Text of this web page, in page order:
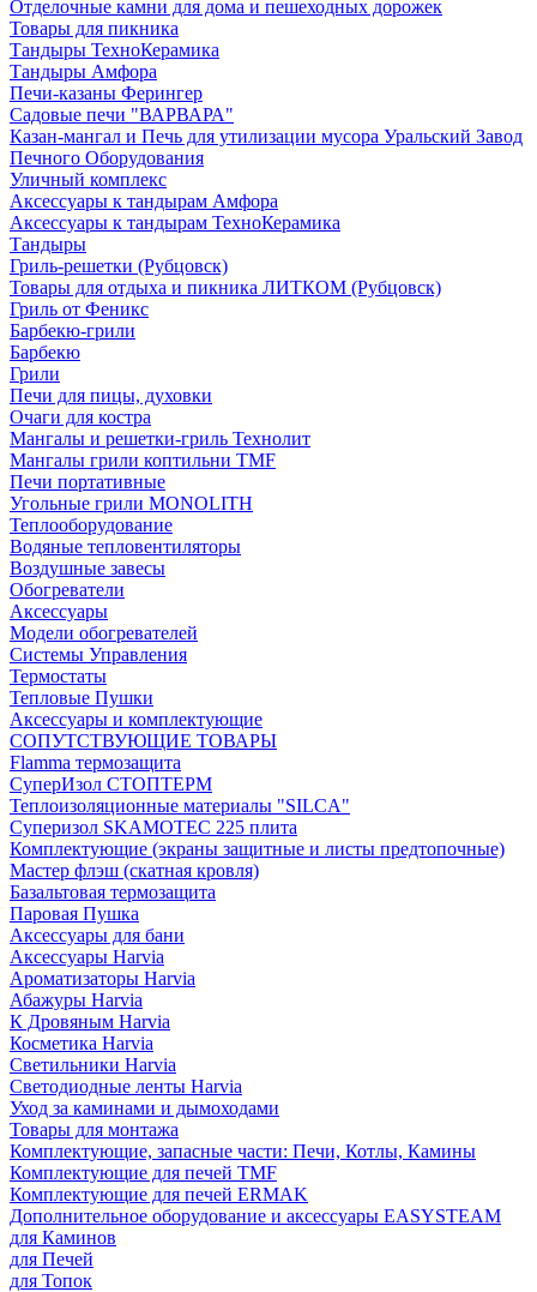
Отделочные камни для дома и пешеходных дорожек
Товары для пикника
Тандыры ТехноКерамика
Тандыры Амфора
Печи-казаны Ферингер
Садовые печи "ВАРВАРА"
Казан-мангал и Печь для утилизации мусора Уральский Завод
Печного Оборудования
Уличный комплекс
Аксессуары к тандырам Амфора
Аксессуары к тандырам ТехноКерамика
Тандыры
Гриль-решетки (Рубцовск)
Товары для отдыха и пикника ЛИТКОМ (Рубцовск)
Гриль от Феникс
Барбекю-грили
Барбекю
Грили
Печи для пицы, духовки
Очаги для костра
Мангалы и решетки-гриль Технолит
Мангалы грили коптильни TMF
Печи портативные
Угольные грили MONOLITH
Теплооборудование
Водяные тепловентиляторы
Воздушные завесы
Обогреватели
Аксессуары
Модели обогревателей
Системы Управления
Термостаты
Тепловые Пушки
Аксессуары и комплектующие
СОПУТСТВУЮЩИЕ ТОВАРЫ
Flamma термозащита
СуперИзол СТОПТЕРМ
Теплоизоляционные материалы "SILCA"
Суперизол SKAMOTEC 225 плита
Комплектующие (экраны защитные и листы предтопочные)
Мастер флэш (скатная кровля)
Базальтовая термозащита
Паровая Пушка
Аксессуары для бани
Аксессуары Harvia
Ароматизаторы Harvia
Абажуры Harvia
К Дровяным Harvia
Косметика Harvia
Светильники Harvia
Светодиодные ленты Harvia
Уход за каминами и дымоходами
Товары для монтажа
Комплектующие, запасные части: Печи, Котлы, Камины
Комплектующие для печей TMF
Комплектующие для печей ERMAK
Дополнительное оборудование и аксессуары EASYSTEAM
для Каминов
для Печей
для Топок